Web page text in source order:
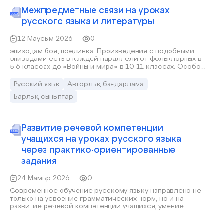
Межпредметные связи на уроках
русского языка и литературы
12 Маусым 2026
0
эпизодам боя, поединка. Произведения с подобными
эпизодами есть в каждой параллели от фольклорных в
5-6 классах до «Войны и мира» в 10-11 классах. Особое
уделяем не столько изображению действий воинов во
Ученики получают новые сведения по теории
Русский язык
Авторлық бағдарлама
Барлық сыныптар
Развитие речевой компетенции
учащихся на уроках русского языка
через практико-ориентированные
задания
24 Мамыр 2026
0
Современное обучение русскому языку направлено не
только на усвоение грамматических норм, но и на
развитие речевой компетенции учащихся, умение